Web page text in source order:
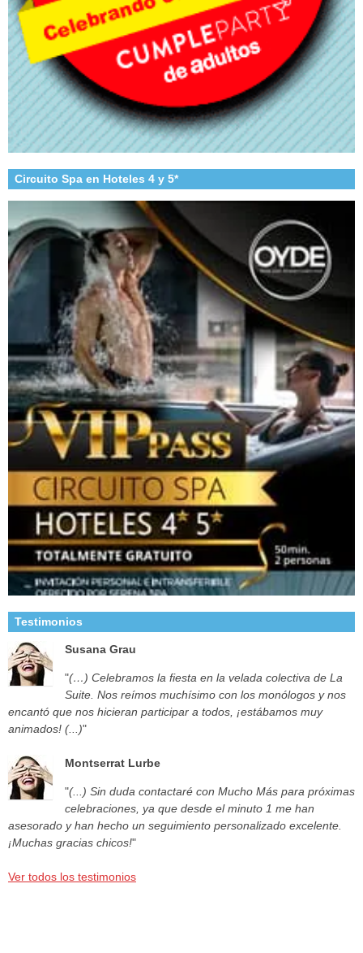
Circuito Spa en Hoteles 4 y 5*
Testimonios
Susana Grau
"(…) Celebramos la fiesta en la velada colectiva de La
Suite. Nos reímos muchísimo con los monólogos y nos
encantó que nos hicieran participar a todos, ¡estábamos muy
animados! (...)"
Montserrat Lurbe
"(...) Sin duda contactaré con Mucho Más para próximas
celebraciones, ya que desde el minuto 1 me han
asesorado y han hecho un seguimiento personalizado excelente.
¡Muchas gracias chicos!"
Ver todos los testimonios